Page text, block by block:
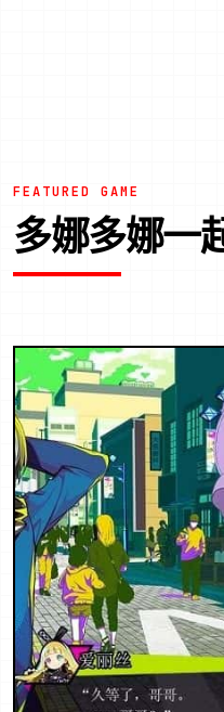
FEATURED GAME
多娜多娜一